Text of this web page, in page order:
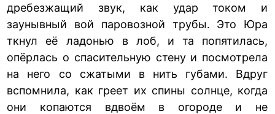
дребезжащий звук, как удар током и
заунывный вой паровозной трубы. Это Юра
ткнул её ладонью в лоб, и та попятилась,
опёрлась о спасительную стену и посмотрела
на него со сжатыми в нить губами. Вдруг
вспомнила, как греет их спины солнце, когда
они копаются вдвоём в огороде и не